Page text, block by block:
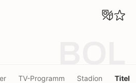
TV-Programm Stadion Titel